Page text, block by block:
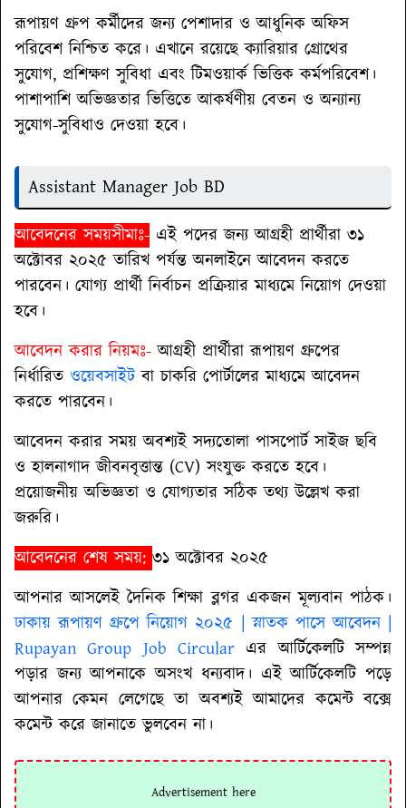
রূপায়ণ গ্রুপ কর্মীদের জন্য পেশাদার ও আধুনিক অফিস
পরিবেশ নিশ্চিত করে। এখানে রয়েছে ক্যারিয়ার গ্রোথের
সুযোগ, প্রশিক্ষণ সুবিধা এবং টিমওয়ার্ক ভিত্তিক কর্মপরিবেশ।
পাশাপাশি অভিজ্ঞতার ভিত্তিতে আকর্ষণীয় বেতন ও অন্যান্য
সুযোগ-সুবিধাও দেওয়া হবে।
Assistant Manager Job BD
আবেদনের সময়সীমাঃ- এই পদের জন্য আগ্রহী প্রার্থীরা ৩১
অক্টোবর ২০২৫ তারিখ পর্যন্ত অনলাইনে আবেদন করতে
পারবেন। যোগ্য প্রার্থী নির্বাচন প্রক্রিয়ার মাধ্যমে নিয়োগ দেওয়া
হবে।
আবেদন করার নিয়মঃ- আগ্রহী প্রার্থীরা রূপায়ণ গ্রুপের
নির্ধারিত ওয়েবসাইটবা চাকরি পোর্টালের মাধ্যমে আবেদন
করতে পারবেন।
আবেদন করার সময় অবশ্যই সদ্যতোলা পাসপোর্ট সাইজ ছবি
ও হালনাগাদ জীবনবৃত্তান্ত (CV) সংযুক্ত করতে হবে।
প্রয়োজনীয় অভিজ্ঞতা ও যোগ্যতার সঠিক তথ্য উল্লেখ করা
জরুরি।
আবেদনের শেষ সময়: ৩১ অক্টোবর ২০২৫
আপনার আসলেই দৈনিক শিক্ষা ব্লগর একজন মূল্যবান পাঠক।
ঢাকায় রূপায়ণ গ্রুপে নিয়োগ ২০২৫ | স্নাতক পাসে আবেদন |
Rupayan Group Job Circular এর আর্টিকেলটি সম্পন্ন
পড়ার জন্য আপনাকে অসংখ ধন্যবাদ। এই আর্টিকেলটি পড়ে
আপনার কেমন লেগেছে তা অবশ্যই আমাদের কমেন্ট বক্সে
কমেন্ট করে জানাতে ভুলবেন না।